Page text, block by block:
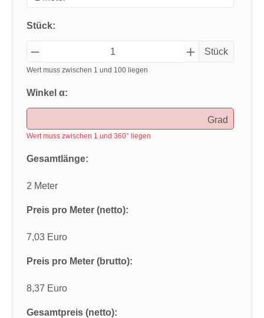
Stück:
Stück
Wert muss zwischen 1 und 100 liegen
Winkel α:
Grad
Wert muss zwischen 1 und 360° liegen
Gesamtlänge:
2 Meter
Preis pro Meter (netto):
7,03 Euro
Preis pro Meter (brutto):
8,37 Euro
Gesamtpreis (netto):